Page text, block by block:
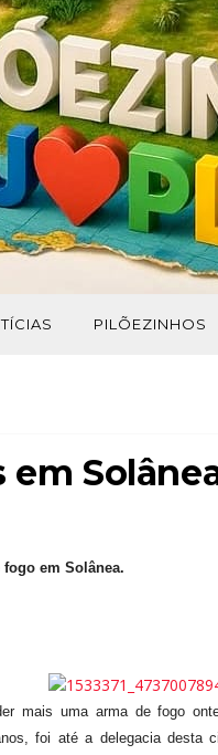
PILÕEZINHOS
em Solânea.
mais uma arma de fogo
foi até a delegacia desta